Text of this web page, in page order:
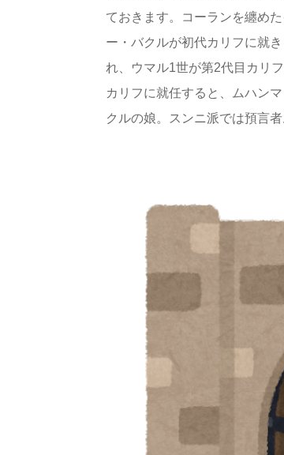
ておきます。コーランを纏め
ー・バクルが初代カリフに就
れ、ウマル1世が第2代目カリ
カリフに就任すると、ムハン
クルの娘。スンニ派では預言